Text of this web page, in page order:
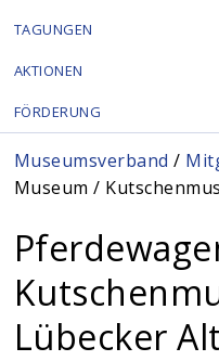
TAGUNGEN
AKTIONEN
FÖRDERUNG
Sie sind hier
Museumsverband /
Museum /
Lübecker